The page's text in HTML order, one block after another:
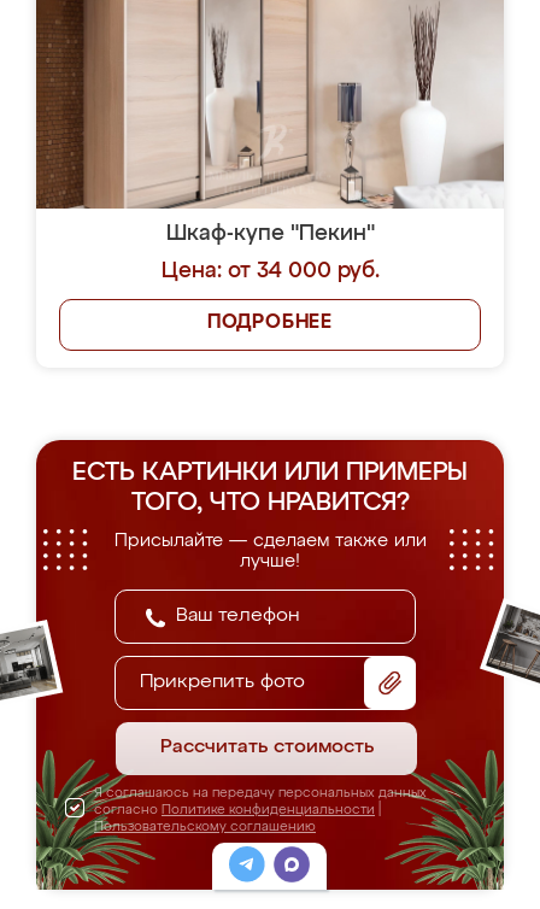
Шкаф-купе "Пекин"
Цена: от 34 000 руб.
ПОДРОБНЕЕ
ЕСТЬ КАРТИНКИ ИЛИ ПРИМЕРЫ
ТОГО, ЧТО НРАВИТСЯ?
Присылайте — сделаем также или
лучше!
Прикрепить фото
Рассчитать стоимость
Я соглашаюсь на передачу персональных данных
согласно Политике конфиденциальности
Пользовательскому соглашению